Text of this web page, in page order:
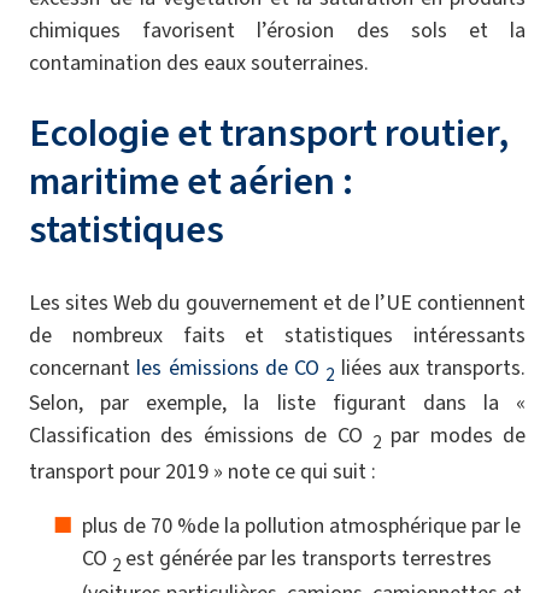
chimiques favorisent l’érosion des sols et la
contamination des eaux souterraines.
Ecologie et transport routier,
maritime et aérien :
statistiques
Les sites Web du gouvernement et de l’UE contiennent
de nombreux faits et statistiques intéressants
concernant les émissions de CO 2 liées aux transports.
Selon, par exemple, la liste figurant dans la «
Classification des émissions de CO 2par modes de
transport pour 2019 » note ce qui suit :
plus de 70 %de la pollution atmosphérique par le
CO 2 est générée par les transports terrestres